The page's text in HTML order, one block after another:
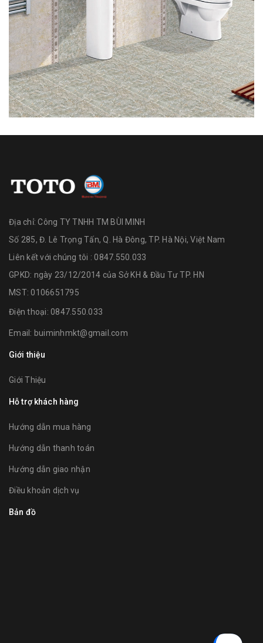
Địa chỉ:Công TY TNHH TM BÙI MINH
Số 285, Đ. Lê Trọng Tấn, Q. Hà Đông, TP. Hà Nội, Việt Nam
Liên kết với chúng tôi : 0847.550.033
GPKD: ngày 23/12/2014 của Sở KH & Đầu Tư TP. HN
MST: 0106651795
Điện thoại: 0847.550.033
Email: buiminhmkt@gmail.com
Giới thiệu
Giới Thiệu
Hỗ trợ khách hàng
Hướng dẫn mua hàng
Hướng dẫn thanh toán
Hướng dẫn giao nhận
Điều khoản dịch vụ
Bản đồ